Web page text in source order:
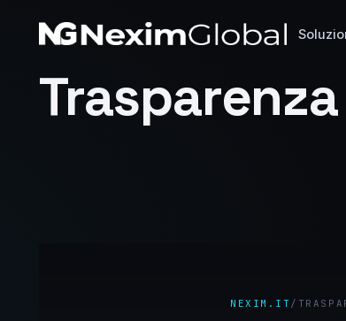
NEXIM.IT/